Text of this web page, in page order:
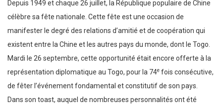
Depuis 1949 et chaque 26 juillet, la République populaire de Chine
célèbre sa fête nationale. Cette fête est une occasion de
manifester le degré des relations d’amitié et de coopération qui
existent entre la Chine et les autres pays du monde, dont le Togo.
Mardi le 26 septembre, cette opportunité était encore offerte à la
représentation diplomatique au Togo, pour la 74e fois consécutive,
de fêter l’événement fondamental et constitutif de son pays.
Dans son toast, auquel de nombreuses personnalités ont été